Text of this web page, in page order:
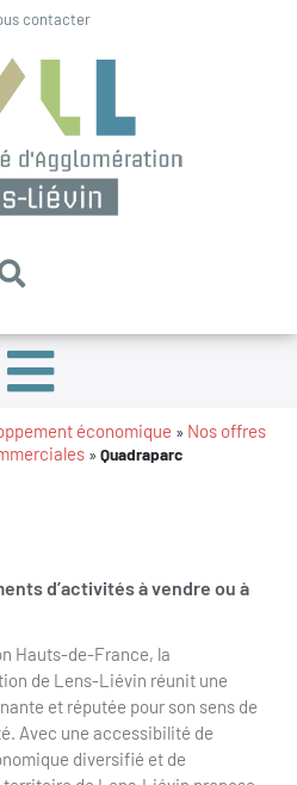
contacter
économique » Nos offres
» Quadraparc
d’activités à vendre ou à
Hauts-de-France, la
de Lens-Liévin réunit une
et réputée pour son sens de
Avec une accessibilité de
diversifié et de